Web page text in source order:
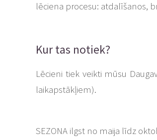
lēciena procesu: atdalīšanos,
Kur tas notiek?
Lēcieni tiek veikti mūsu
laikapstākļiem).
SEZONA ilgst no maija līdz